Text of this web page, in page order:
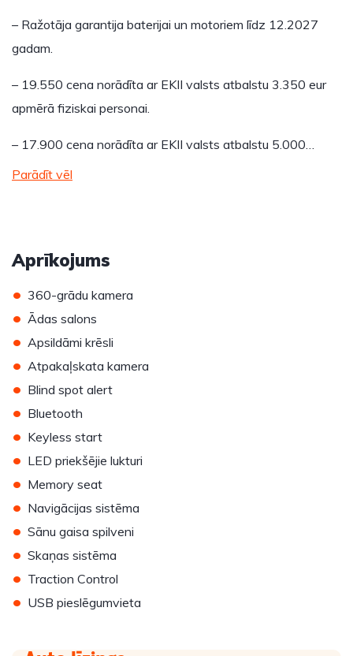
– Ražotāja garantija baterijai un motoriem līdz 12.2027
gadam.
– 19.550 cena norādīta ar EKII valsts atbalstu 3.350 eur
apmērā fiziskai personai.
– 17.900 cena norādīta ar EKII valsts atbalstu 5.000…
Parādīt vēl
Aprīkojums
• 360-grādu kamera
• Ādas salons
• Apsildāmi krēsli
• Atpakaļskata kamera
• Blind spot alert
• Bluetooth
• Keyless start
• LED priekšējie lukturi
• Memory seat
• Navigācijas sistēma
• Sānu gaisa spilveni
• Skaņas sistēma
• Traction Control
• USB pieslēgumvieta